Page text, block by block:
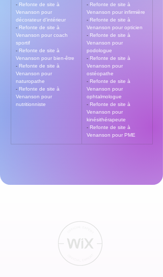
- Refonte de site à
Venanson pour
décorateur d’intérieur
- Refonte de site à
Venanson pour coach
sportif
- Refonte de site à
Venanson pour bien-être
- Refonte de site à
Venanson pour
naturopathe
- Refonte de site à
Venanson pour
nutritionniste
- Refonte de site à
Venanson pour infirmière
- Refonte de site à
Venanson pour opticien
- Refonte de site à
Venanson pour
podologue
- Refonte de site à
Venanson pour
ostéopathe
- Refonte de site à
Venanson pour
ophtalmologue
- Refonte de site à
Venanson pour
kinésithérapeute
- Refonte de site à
Venanson pour PME